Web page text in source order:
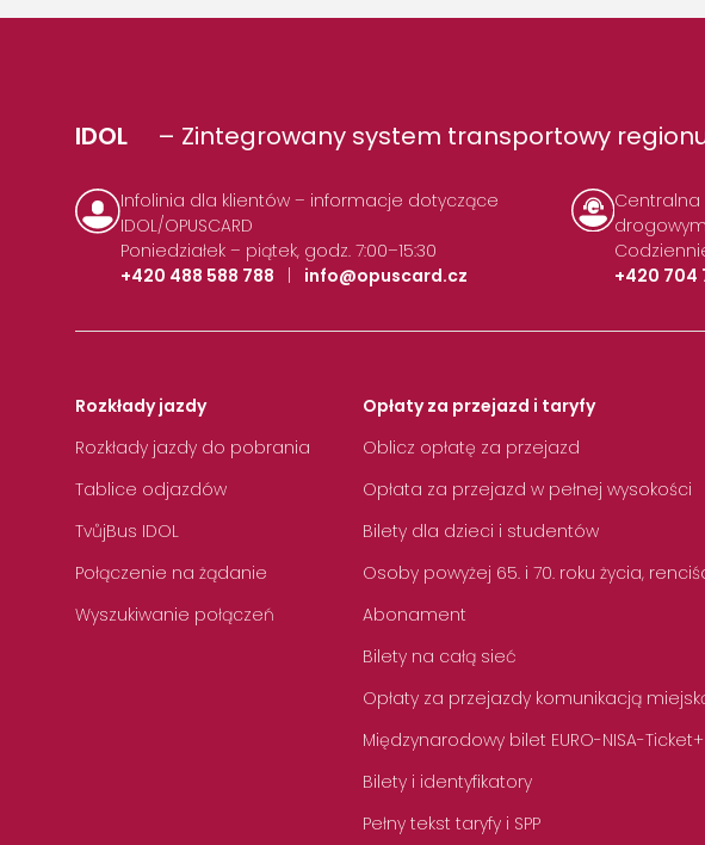
IDOL – Zintegrowany system transportowy
Infolinia dla klientów – informacje dotyczące
IDOL/OPUSCARD
Poniedziałek – piątek, godz. 7:00–15:30
+420 488 588 788
| info@opuscard.cz
drogowym
+420 704
Rozkłady jazdy
Rozkłady jazdy do pobrania
Tablice odjazdów
TvůjBus IDOL
Połączenie na żądanie
Wyszukiwanie połączeń
Opłaty za przejazd i taryfy
Oblicz opłatę za przejazd
Opłata za przejazd w pełnej wysokości
Bilety dla dzieci i studentów
Osoby powyżej 65. i 70. roku życia,
Abonament
Bilety na całą sieć
Opłaty za przejazdy komunikacją
Międzynarodowy bilet EURO-NISA-Ticket+
Bilety i identyfikatory
Pełny tekst taryfy i SPP